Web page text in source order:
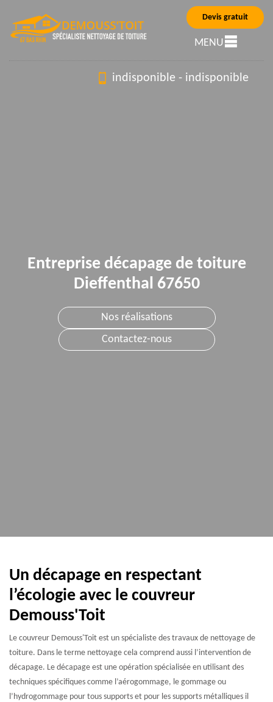
Devis gratuit
MENU
indisponible - indisponible
Entreprise décapage de toiture
Dieffenthal 67650
Nos réalisations
Contactez-nous
Un décapage en respectant
l’écologie avec le couvreur
Demouss'Toit
Le couvreur Demouss'Toit est un spécialiste des travaux de nettoyage de
toiture. Dans le terme nettoyage cela comprend aussi l’intervention de
décapage. Le décapage est une opération spécialisée en utilisant des
techniques spécifiques comme l’aérogommage, le gommage ou
l’hydrogommage pour tous supports et pour les supports métalliques il